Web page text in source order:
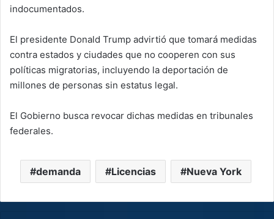
indocumentados.
El presidente Donald Trump advirtió que tomará medidas
contra estados y ciudades que no cooperen con sus
políticas migratorias, incluyendo la deportación de
millones de personas sin estatus legal.
El Gobierno busca revocar dichas medidas en tribunales
federales.
demanda Licencias Nueva York